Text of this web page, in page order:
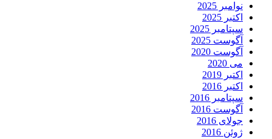
نوامبر 2025
اکتبر 2025
سپتامبر 2025
آگوست 2025
آگوست 2020
می 2020
اکتبر 2019
اکتبر 2016
سپتامبر 2016
آگوست 2016
جولای 2016
ژوئن 2016